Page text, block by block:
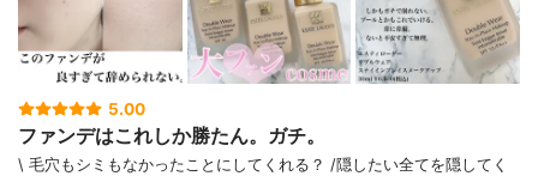
5.00
ファンデはこれしか勝たん。ガチ。
\ 毛穴もシミもなかったことにしてくれる？ /⁡⁡隠したい全てを隠してく